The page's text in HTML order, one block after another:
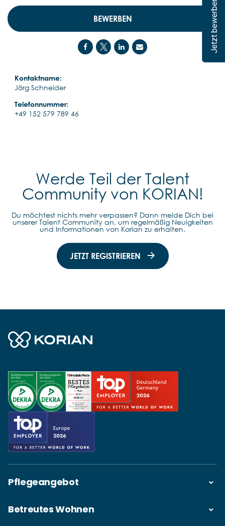
Jetzt bewerben
BEWERBEN
Kontaktname:
Jörg Schneider
Telefonnummer:
+49 152 579 789 46
Werde Teil der Talent
Community von KORIAN!
Du möchtest nichts mehr verpassen? Dann melde Dich bei
unserer Talent Community an, um regelmäßig Neuigkeiten
und Informationen von Korian zu erhalten.
JETZT REGISTRIEREN
Pflegeangebot
Betreutes Wohnen